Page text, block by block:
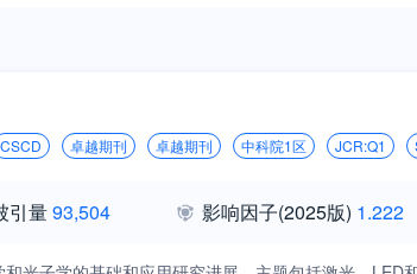
CSCD 卓越期刊 卓越期刊 中科院1区 JCR:Q1
引量93,504 影响因子(2025版) 1.222